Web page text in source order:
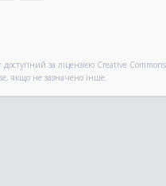
за ліцензією Creative Commons
якщо не зазначено інше.